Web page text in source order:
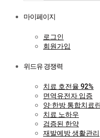
마이페이지
로그인
회원가입
위드유 경쟁력
치료 호전율 92%
면역유전자 입증
양·한방 통합치료
치료 노하우
검증된 한약
재발예방 생활관리